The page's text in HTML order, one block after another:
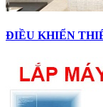
ĐIỀU KHIỂN